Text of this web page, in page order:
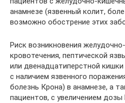
анамнезе (язвенный колит,
возможно обострение этих
Риск возникновения
кровотечения, пептической
или двенадцатиперстной
с наличием язвенного
болезнь Крона) в анамнезе, а
пациентов, с увеличением